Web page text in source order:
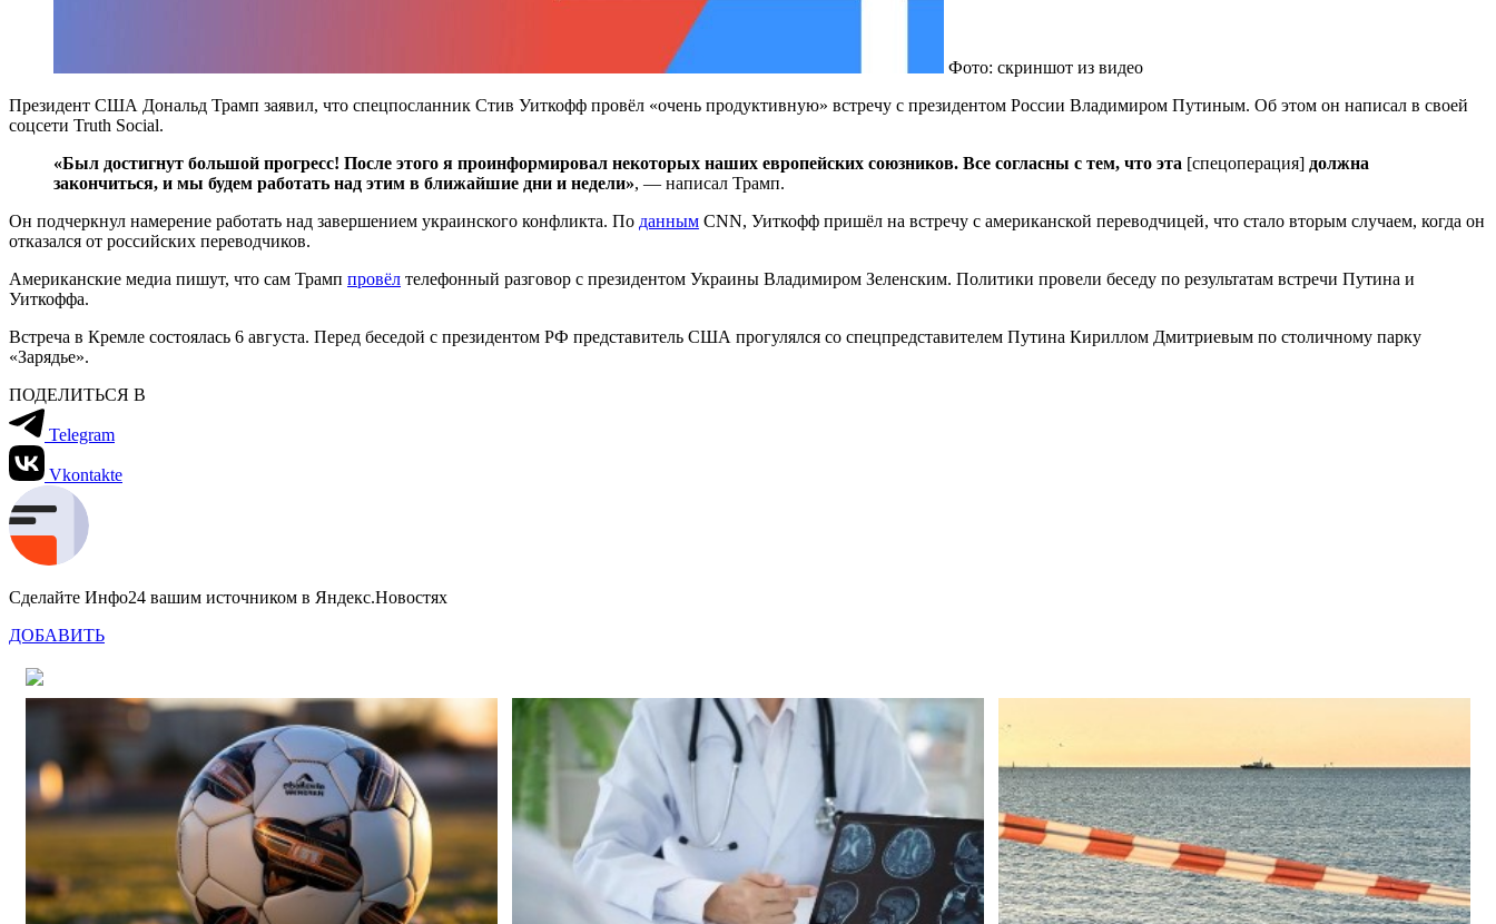
Фото: скриншот из видео
Президент США Дональд Трамп заявил, что спецпосланник Стив Уиткофф провёл «очень продуктивную» встречу с президентом России Владимиром Путиным. Об этом он написал в своей
соцсети Truth Social.
«Был достигнут большой прогресс! После этого я проинформировал некоторых наших европейских союзников. Все согласны с тем, что эта [спецоперация] должна
закончиться, и мы будем работать над этим в ближайшие дни и недели», — написал Трамп.
Он подчеркнул намерение работать над завершением украинского конфликта. По данным CNN, Уиткофф пришёл на встречу с американской переводчицей, что стало вторым случаем, когда он
отказался от российских переводчиков.
Американские медиа пишут, что сам Трамп провёл телефонный разговор с президентом Украины Владимиром Зеленским. Политики провели беседу по результатам встречи Путина и
Уиткоффа.
Встреча в Кремле состоялась 6 августа. Перед беседой с президентом РФ представитель США прогулялся со спецпредставителем Путина Кириллом Дмитриевым по столичному парку
«Зарядье».
ПОДЕЛИТЬСЯ В
Telegram
Vkontakte
Сделайте Инфо24 вашим источником в Яндекс.Новостях
ДОБАВИТЬ